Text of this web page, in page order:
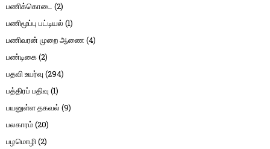
பணிக்கொடை (2)
பணிமூப்பு பட்டியல் (1)
பணிவரன் முறை ஆணை(4)
பண்டிகை(2)
பதவி உயர்வு (294)
பத்திரப் பதிவு (1)
பயனுள்ள தகவல் (9)
பலகாரம்(20)
பழமொழி(2)